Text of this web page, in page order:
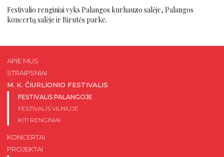
Festivalio renginiai vyks Palangos kurhauzo salėje, Palangos
koncertų salėje ir Birutės parke.
APIE MUS
STRAIPSNIAI
M. K. ČIURLIONIO FESTIVALIS
FESTIVALIS PALANGOJE
FESTIVALIS VILNIUJE
KITI RENGINIAI
KONCERTAI
PROJEKTAI